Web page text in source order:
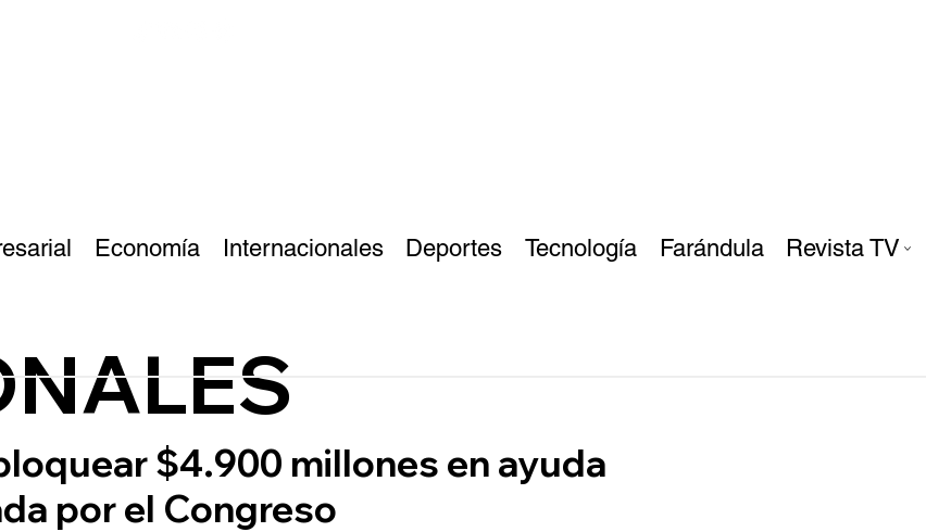
Economía Internacionales Deportes Tecnología Farándula Revista TV
$4.900 millones en ayuda
por el Congreso